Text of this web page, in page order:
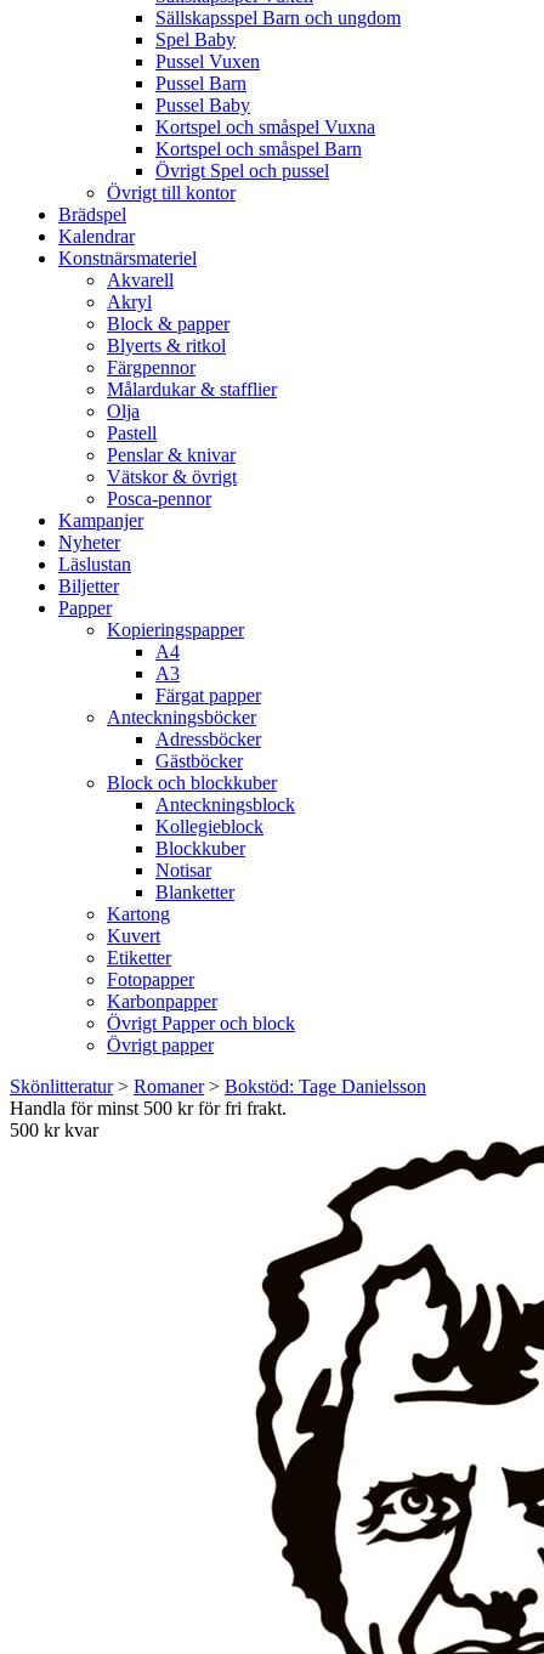
Sällskapsspel Barn och ungdom
Spel Baby
Pussel Vuxen
Pussel Barn
Pussel Baby
Kortspel och småspel Vuxna
Kortspel och småspel Barn
Övrigt Spel och pussel
Övrigt till kontor
Brädspel
Kalendrar
Konstnärsmateriel
Akvarell
Akryl
Block & papper
Blyerts & ritkol
Färgpennor
Målardukar & stafflier
Olja
Pastell
Penslar & knivar
Vätskor & övrigt
Posca-pennor
Kampanjer
Nyheter
Läslustan
Biljetter
Papper
Kopieringspapper
A4
A3
Färgat papper
Anteckningsböcker
Adressböcker
Gästböcker
Block och blockkuber
Anteckningsblock
Kollegieblock
Blockkuber
Notisar
Blanketter
Kartong
Kuvert
Etiketter
Fotopapper
Karbonpapper
Övrigt Papper och block
Övrigt papper
Skönlitteratur> Romaner> Bokstöd: Tage Danielsson
Handla för minst 500 kr för fri frakt.
500 kr kvar